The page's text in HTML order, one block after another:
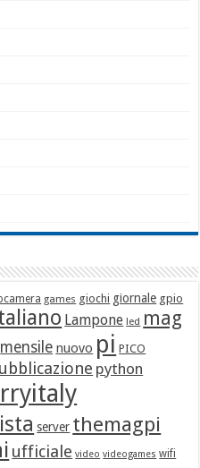
games giochi giornale gpio
Lampone led mag
mensile nuovo pi PICO
python
server themagpi
ufficiale video videogames wifi